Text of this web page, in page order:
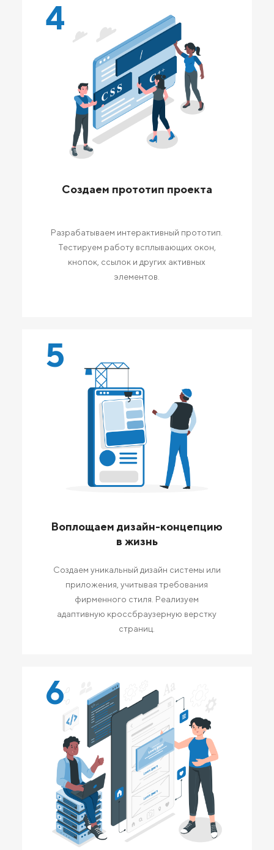
4
Создаем прототип проекта
Разрабатываем интерактивный прототип.
Тестируем работу всплывающих окон,
кнопок, ссылок и других активных
элементов.
5
Воплощаем дизайн-концепцию
в жизнь
Создаем уникальный дизайн системы или
приложения, учитывая требования
фирменного стиля. Реализуем
адаптивную кроссбраузерную верстку
страниц.
6